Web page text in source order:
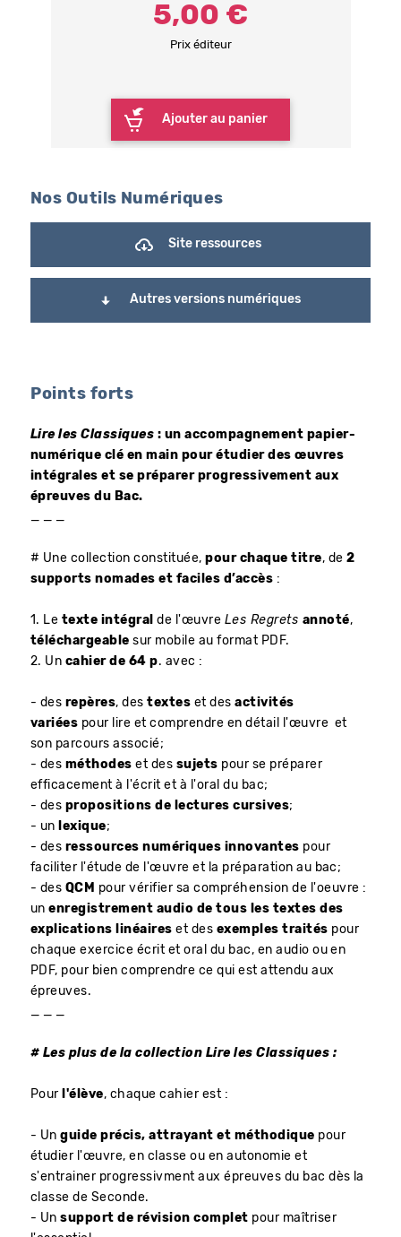
Prix éditeur
5,00 €
Ajouter au panier
Nos Outils Numériques
Site ressources
Autres versions numériques
Points forts
Lire les Classiques : un accompagnement papier-
numérique clé en main pour étudier des œuvres
intégrales et se préparer progressivement aux
épreuves du Bac.
# Une collection constituée,pour chaque titre, de 2
supports nomades et faciles d’accès :
1. Le texte intégralde l'œuvre Les Regrets annoté,
téléchargeablesur mobile au format PDF.
2. Un cahier de 64 p. avec :
- des repères, destextes et desactivités
variées pour lire et comprendre en détail l'œuvre et
son parcours associé;
- des méthodeset des sujets pour se préparer
efficacement à l'écrit et à l'oral du bac;
- des propositions de lectures cursives;
- un
lexique;
- des ressources numériques innovantes pour
faciliter l'étude de l'œuvre et la préparation au bac;
- des QCM pour vérifier sa compréhension de l'oeuvre :
unenregistrement audio de tous les textes des
explications linéaires et des exemples traités pour
chaque exercice écrit et oral du bac, en audio ou en
PDF, pour bien comprendre ce qui est attendu aux
épreuves.
# Les plus de la collection Lire les Classiques :
​Pour l'élève, chaque cahier est :
- Un guide précis, attrayant et méthodique pour
étudier l'œuvre, en classe ou en autonomie et
s'entrainer progressivment aux épreuves du bac dès la
classe de Seconde.
- Un support de révision complet pour maîtriser